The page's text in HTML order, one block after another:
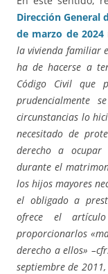
Dirección General
de marzo de 2024
la vivienda familiar
ha de hacerse a
Código Civil que
prudencialmente
circunstancias lo
necesitado de
derecho a
durante el
los hijos mayores
el obligado a
ofrece el
proporcionarlos
derecho a ellos»
septiembre de